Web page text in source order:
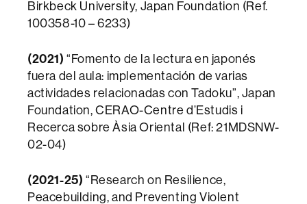
Birkbeck University, Japan Foundation (Ref.
100358-10 – 6233)
(2021) “Fomento de la lectura en japonés
fuera del aula: implementación de varias
actividades relacionadas con Tadoku”, Japan
Foundation, CERAO-Centre d’Estudis i
Recerca sobre Àsia Oriental (Ref: 21MDSNW-
02-04)
(2021-25) “Research on Resilience,
Peacebuilding, and Preventing Violent